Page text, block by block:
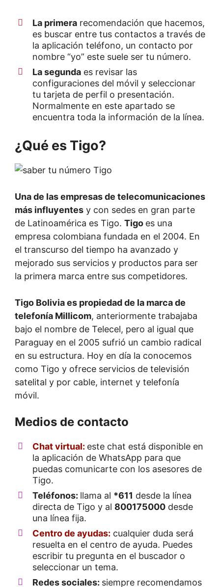
La primera recomendación que hacemos,
es buscar entre tus contactos a través de
la aplicación teléfono, un contacto por
nombre “yo” este suele ser tu número.
La segunda es revisar las
configuraciones del móvil y seleccionar
tu tarjeta de perfil o presentación.
Normalmente en este apartado se
encuentra toda la información de la línea.
¿Qué es Tigo?
Una de las empresas de telecomunicaciones
más influyentes y con sedes en gran parte
de Latinoamérica es Tigo. Tigo es una
empresa colombiana fundada en el 2004. En
el transcurso del tiempo ha avanzado y
mejorado sus servicios y productos para ser
la primera marca entre sus competidores.
Tigo Bolivia es propiedad de la marca de
telefonía Millicom, anteriormente trabajaba
bajo el nombre de Telecel, pero al igual que
Paraguay en el 2005 sufrió un cambio radical
en su estructura. Hoy en día la conocemos
como Tigo y ofrece servicios de televisión
satelital y por cable, internet y telefonía
móvil.
Medios de contacto
Chat virtual: este chat está disponible en
la aplicación de WhatsApp para que
puedas comunicarte con los asesores de
Tigo.
Teléfonos: llama al *611 desde la línea
directa de Tigo y al 800175000 desde
una línea fija.
Centro de ayudas: cualquier duda será
resuelta en el centro de ayuda. Puedes
escribir tu pregunta en el buscador o
seleccionar un tema.
Redes sociales: siempre recomendamos